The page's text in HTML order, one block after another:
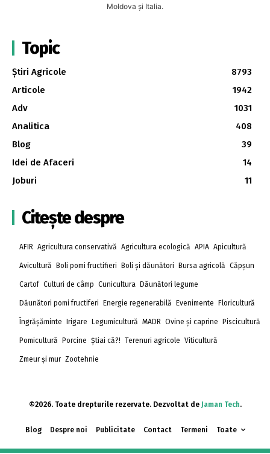
Moldova și Italia.
Topic
Știri Agricole
8793
Articole
1942
Adv
1031
Analitica
408
Blog
39
Idei de Afaceri
14
Joburi
11
Citește despre
AFIR Agricultura conservativă Agricultura ecologică APIA Apicultură
Avicultură Boli pomi fructifieri Boli și dăunători Bursa agricolă Căpșun
Cartof Culturi de câmp Cunicultura Dăunători legume
Dăunători pomi fructiferi Energie regenerabilă Evenimente Floricultură
Îngrășăminte Irigare Legumicultură MADR Ovine și caprine Piscicultură
Pomicultură Porcine Știai că?! Terenuri agricole Viticultură
Zmeur și mur Zootehnie
©2026. Toate drepturile rezervate. Dezvoltat de Jaman Tech.
Blog Despre noi Publicitate Contact Termeni Toate